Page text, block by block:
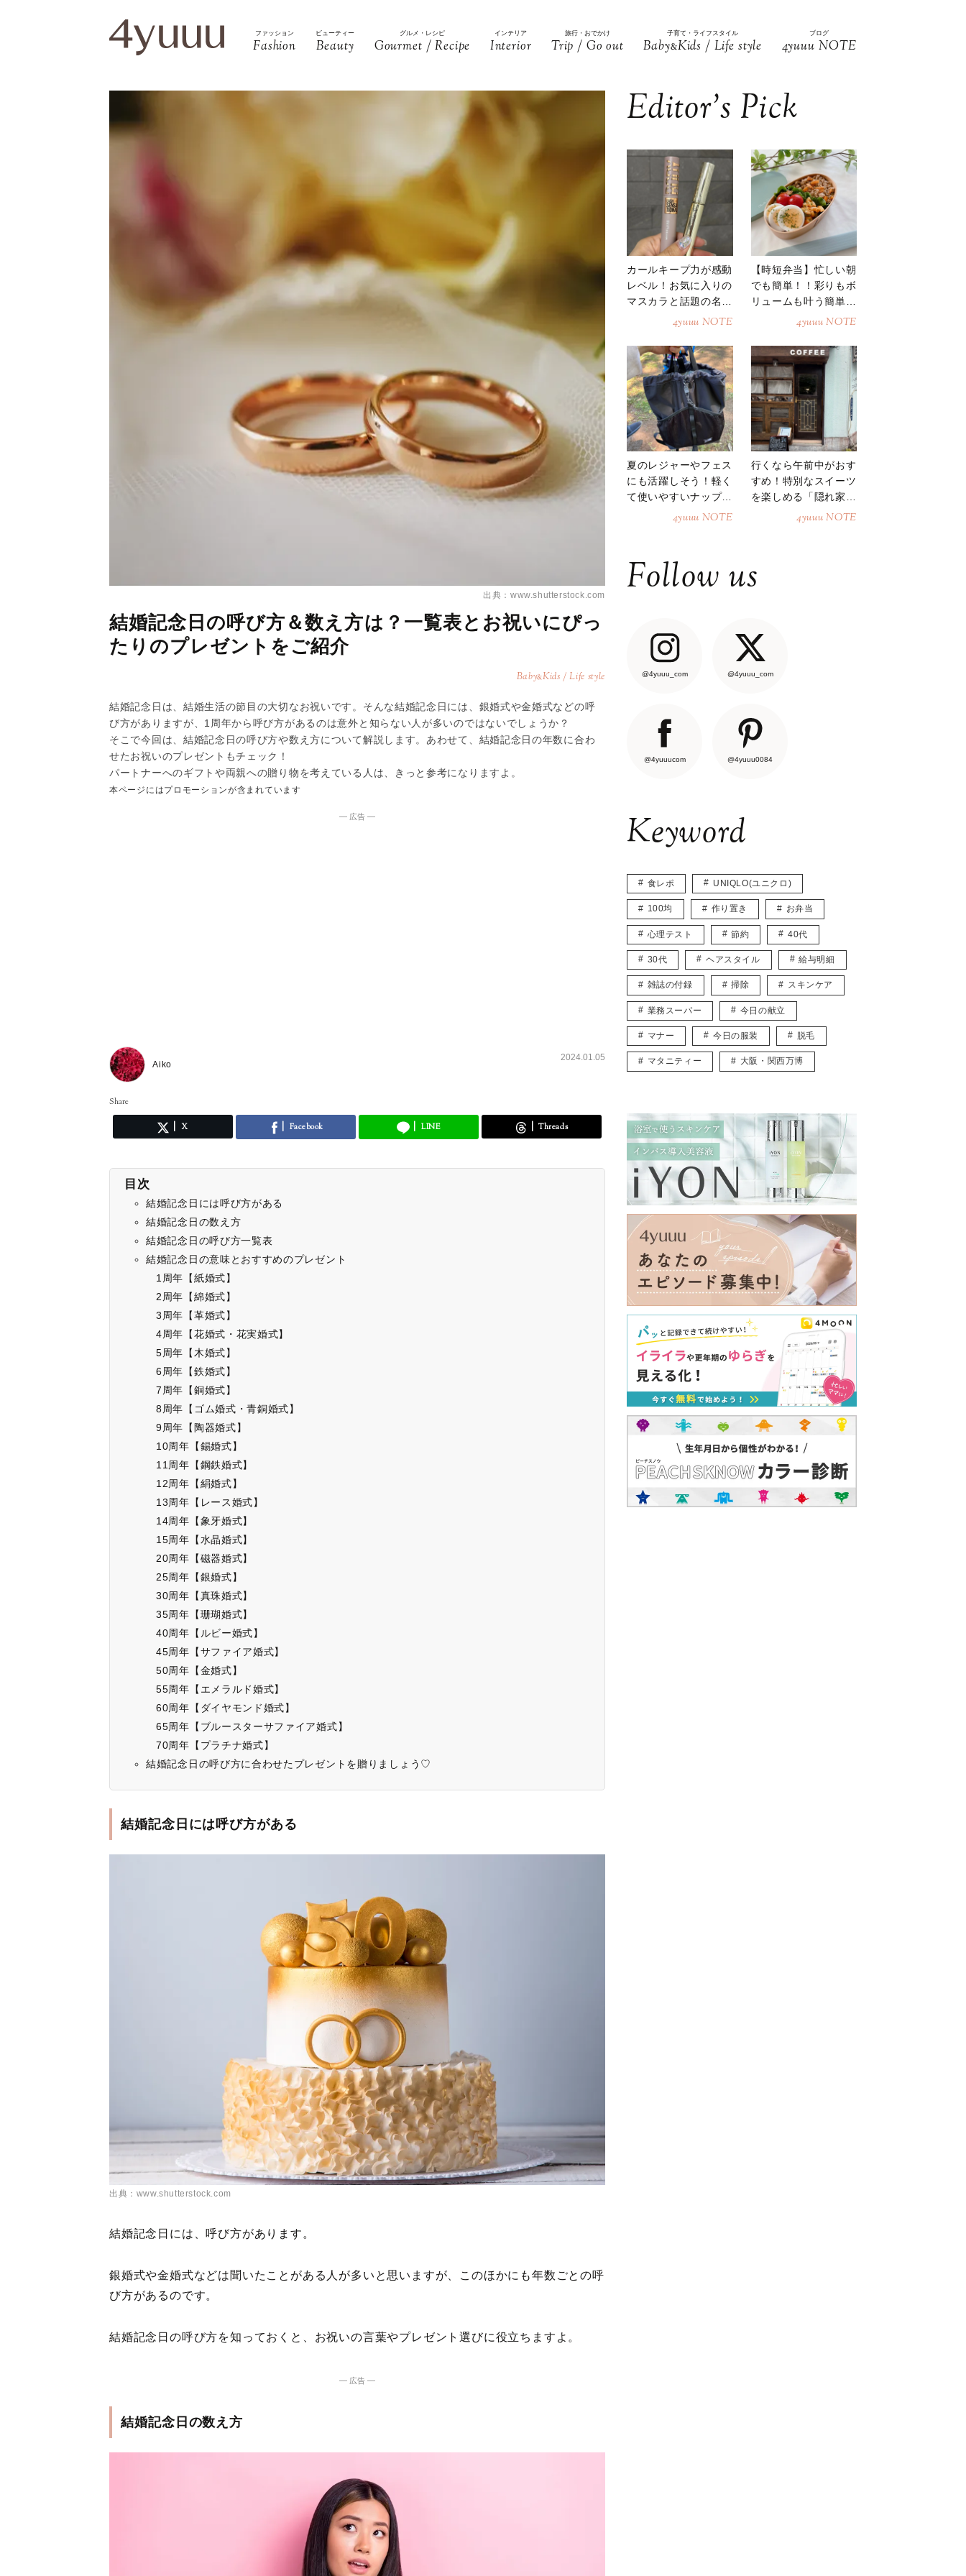
ファッション
Fashion
ビューティー
Beauty
グルメ・レシピ
Gourmet / Recipe
インテリア
Interior
旅行・おでかけ
Trip / Go out
子育て・ライフスタイル
Baby&Kids / Life style
ブログ
4yuuu NOTE
出典：www.shutterstock.com
結婚記念日の呼び方＆数え方は？一覧表とお祝いにぴっ
たりのプレゼントをご紹介
Baby&Kids / Life style
結婚記念日は、結婚生活の節目の大切なお祝いです。そんな結婚記念日には、銀婚式や金婚式などの呼
び方がありますが、1周年から呼び方があるのは意外と知らない人が多いのではないでしょうか？
そこで今回は、結婚記念日の呼び方や数え方について解説します。あわせて、結婚記念日の年数に合わ
せたお祝いのプレゼントもチェック！
パートナーへのギフトや両親への贈り物を考えている人は、きっと参考になりますよ。
本ページにはプロモーションが含まれています
― 広告 ―
Aiko
2024.01.05
Share
X Facebook LINE Threads
目次
結婚記念日には呼び方がある
結婚記念日の数え方
結婚記念日の呼び方一覧表
結婚記念日の意味とおすすめのプレゼント
1周年【紙婚式】
2周年【綿婚式】
3周年【革婚式】
4周年【花婚式・花実婚式】
5周年【木婚式】
6周年【鉄婚式】
7周年【銅婚式】
8周年【ゴム婚式・青銅婚式】
9周年【陶器婚式】
10周年【錫婚式】
11周年【鋼鉄婚式】
12周年【絹婚式】
13周年【レース婚式】
14周年【象牙婚式】
15周年【水晶婚式】
20周年【磁器婚式】
25周年【銀婚式】
30周年【真珠婚式】
35周年【珊瑚婚式】
40周年【ルビー婚式】
45周年【サファイア婚式】
50周年【金婚式】
55周年【エメラルド婚式】
60周年【ダイヤモンド婚式】
65周年【ブルースターサファイア婚式】
70周年【プラチナ婚式】
結婚記念日の呼び方に合わせたプレゼントを贈りましょう♡
結婚記念日には呼び方がある
出典：www.shutterstock.com
結婚記念日には、呼び方があります。
銀婚式や金婚式などは聞いたことがある人が多いと思いますが、このほかにも年数ごとの呼
び方があるのです。
結婚記念日の呼び方を知っておくと、お祝いの言葉やプレゼント選びに役立ちますよ。
― 広告 ―
結婚記念日の数え方
Editor’s Pick
カールキープ力が感動
レベル！お気に入りの
マスカラと話題の名品
4yuuu NOTE
【時短弁当】忙しい朝
でも簡単！！彩りもボ
リュームも叶う簡単そ
4yuuu NOTE
夏のレジャーやフェス
にも活躍しそう！軽く
て使いやすいナップサ
4yuuu NOTE
行くなら午前中がおす
すめ！特別なスイーツ
を楽しめる「隠れ家カ
4yuuu NOTE
Follow us
@4yuuu_com @4yuuu_com
@4yuuucom @4yuuu0084
Keyword
食レポ UNIQLO(ユニクロ)
100均 作り置き お弁当
心理テスト 節約 40代
30代 ヘアスタイル 給与明細
雑誌の付録 掃除 スキンケア
業務スーパー 今日の献立
マナー 今日の服装 脱毛
マタニティー 大阪・関西万博